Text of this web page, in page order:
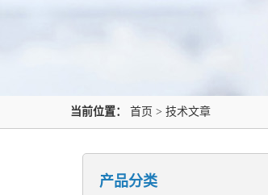
当前位置： 首页 > 技术文章
产品分类